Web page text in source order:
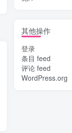
其他操作
登录
条目 feed
评论 feed
WordPress.org